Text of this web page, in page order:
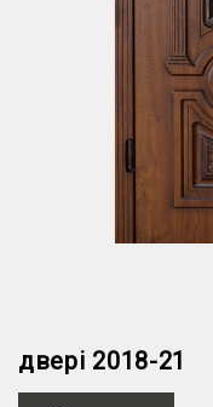
двері 2018-21